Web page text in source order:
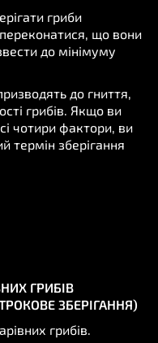
гриби
що вони
до мінімуму
до гниття,
грибів. Якщо ви
чотири фактори, ви
термін зберігання
ГРИБІВ
ЗБЕРІГАННЯ)
грибів.